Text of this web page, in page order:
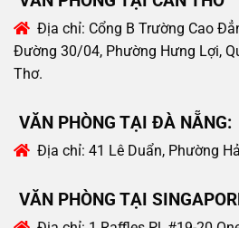
Địa chỉ: Cổng B Trường Cao
Đường 30/04, Phường Hưng Lợi,
Thơ.
VĂN PHÒNG TẠI ĐÀ NẴNG:
Địa chỉ: 41 Lê Duẩn, Phường
VĂN PHÒNG TẠI